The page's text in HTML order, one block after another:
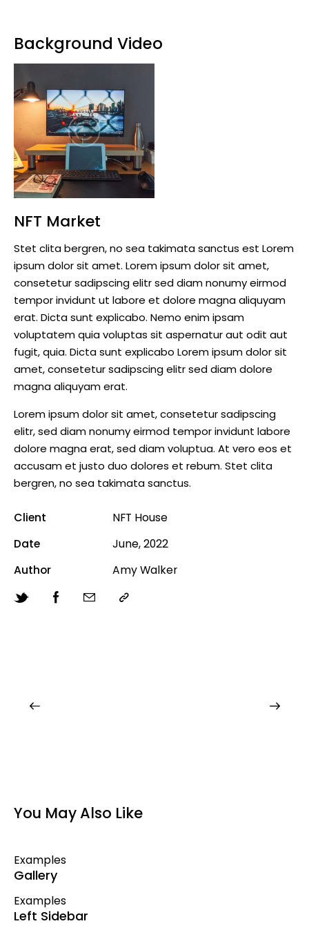
Background Video
NFT Market
Stet clita bergren, no sea takimata sanctus est Lorem
ipsum dolor sit amet. Lorem ipsum dolor sit amet,
consetetur sadipscing elitr sed diam nonumy eirmod
tempor invidunt ut labore et dolore magna aliquyam
erat. Dicta sunt explicabo. Nemo enim ipsam
voluptatem quia voluptas sit aspernatur aut odit aut
fugit, quia. Dicta sunt explicabo Lorem ipsum dolor sit
amet, consetetur sadipscing elitr sed diam dolore
magna aliquyam erat.
Lorem ipsum dolor sit amet, consetetur sadipscing
elitr, sed diam nonumy eirmod tempor invidunt labore
dolore magna erat, sed diam voluptua. At vero eos et
accusam et justo duo dolores et rebum. Stet clita
bergren, no sea takimata sanctus.
Client
NFT House
Date
June, 2022
Author
Amy Walker
You May Also Like
Examples
Gallery
Examples
Left Sidebar